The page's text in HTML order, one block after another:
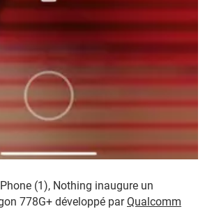
(1), Nothing inaugure un
778G+ développé parQualcomm